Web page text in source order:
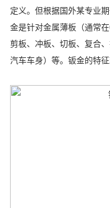
定义。但根据国外某专业
金是针对金属薄板（通常
剪板、冲板、切板、复合
汽车车身）等。钣金的特